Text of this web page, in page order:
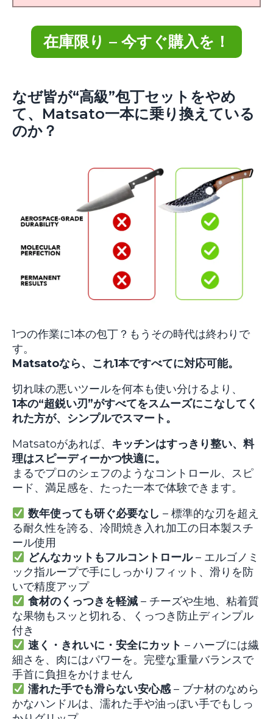
在庫限り – 今すぐ購入を！
なぜ皆が“高級”包丁セットをやめ
て、Matsato一本に乗り換えている
のか？
1つの作業に1本の包丁？もうその時代は終わりで
す。
Matsatoなら、これ1本ですべてに対応可能。
切れ味の悪いツールを何本も使い分けるより、
1本の“超鋭い刃”がすべてをスムーズにこなしてく
れた方が、シンプルでスマート。
Matsatoがあれば、 キッチンはすっきり整い、料
理はスピーディーかつ快適に。
まるでプロのシェフのようなコントロール、スピ
ード、満足感を、たった一本で体験できます。
数年使っても研ぐ必要なし – 標準的な刃を超え
る耐久性を誇る、冷間焼き入れ加工の日本製スチ
ール使用
どんなカットもフルコントロール– エルゴノミ
ック指ループで手にしっかりフィット、滑りを防
いで精度アップ
食材のくっつきを軽減– チーズや生地、粘着質
な果物もスッと切れる、くっつき防止ディンプル
付き
速く・きれいに・安全にカット – ハーブには繊
細さを、肉にはパワーを。完璧な重量バランスで
手首に負担をかけません
濡れた手でも滑らない安心感– ブナ材のなめら
かなハンドルは、濡れた手や油っぽい手でもしっ